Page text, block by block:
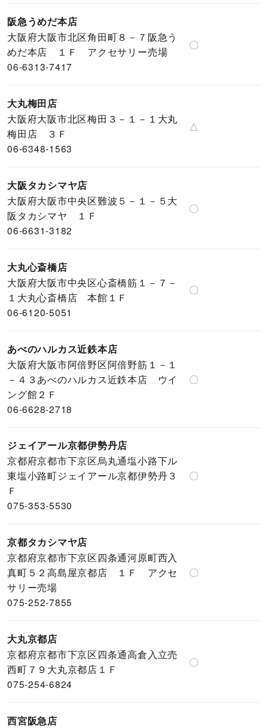
阪急うめだ本店
大阪府大阪市北区角田町８－７阪急う
めだ本店 １Ｆ アクセサリー売場
06-6313-7417
〇
大丸梅田店
大阪府大阪市北区梅田３－１－１大丸
梅田店 ３Ｆ
06-6348-1563
△
大阪タカシマヤ店
大阪府大阪市中央区難波５－１－５大
阪タカシマヤ １Ｆ
06-6631-3182
〇
大丸心斎橋店
大阪府大阪市中央区心斎橋筋１－７－
１大丸心斎橋店 本館１Ｆ
06-6120-5051
〇
あべのハルカス近鉄本店
大阪府大阪市阿倍野区阿倍野筋１－１
－４３あべのハルカス近鉄本店 ウイ
ング館２Ｆ
06-6628-2718
〇
ジェイアール京都伊勢丹店
京都府京都市下京区烏丸通塩小路下ル
東塩小路町ジェイアール京都伊勢丹３
Ｆ
075-353-5530
〇
京都タカシマヤ店
京都府京都市下京区四条通河原町西入
真町５２高島屋京都店 １Ｆ アクセ
サリー売場
075-252-7855
〇
大丸京都店
京都府京都市下京区四条通高倉入立売
西町７９大丸京都店１Ｆ
075-254-6824
〇
西宮阪急店